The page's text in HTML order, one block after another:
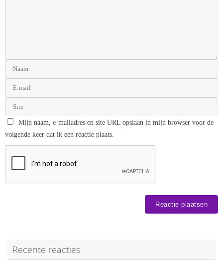
Mijn naam, e-mailadres en site URL opslaan in mijn browser voor de
volgende keer dat ik een reactie plaats.
Recente reacties